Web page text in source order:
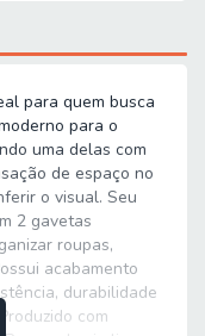
para quem busca
para o
uma delas com
de espaço no
o visual. Seu
2 gavetas
roupas,
acabamento
durabilidade
com